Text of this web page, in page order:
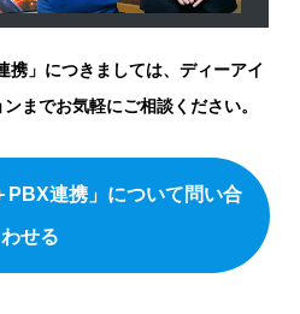
携」につきましては、ディーアイ
までお気軽にご相談ください。
PBX連携」について問い合
わせる